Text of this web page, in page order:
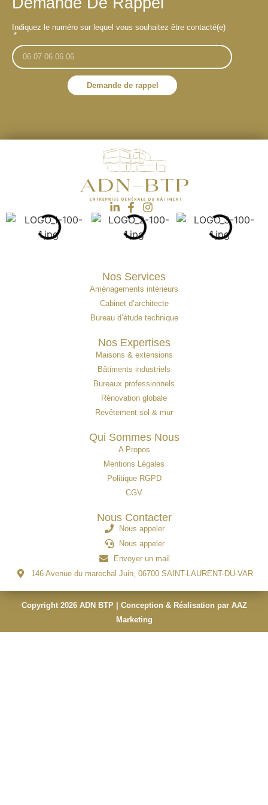
Indiquez le numéro sur lequel vous souhaitez être contacté(e)
Demande de rappel
Nos Services
Aménagements intérieurs
Cabinet d’architecte
Bureau d’étude technique
Nos Expertises
Maisons & extensions
Bâtiments industriels
Bureaux professionnels
Rénovation globale
Revêtement sol & mur
Qui Sommes Nous
A Propos
Mentions Légales
Politique RGPD
CGV
Nous Contacter
Nous appeler
Nous appeler
Envoyer un mail
146 Avenue du marechal Juin, 06700 SAINT-LAURENT-DU-VAR
Copyright 2026 ADN BTP | Conception & Réalisation par AAZ
Marketing